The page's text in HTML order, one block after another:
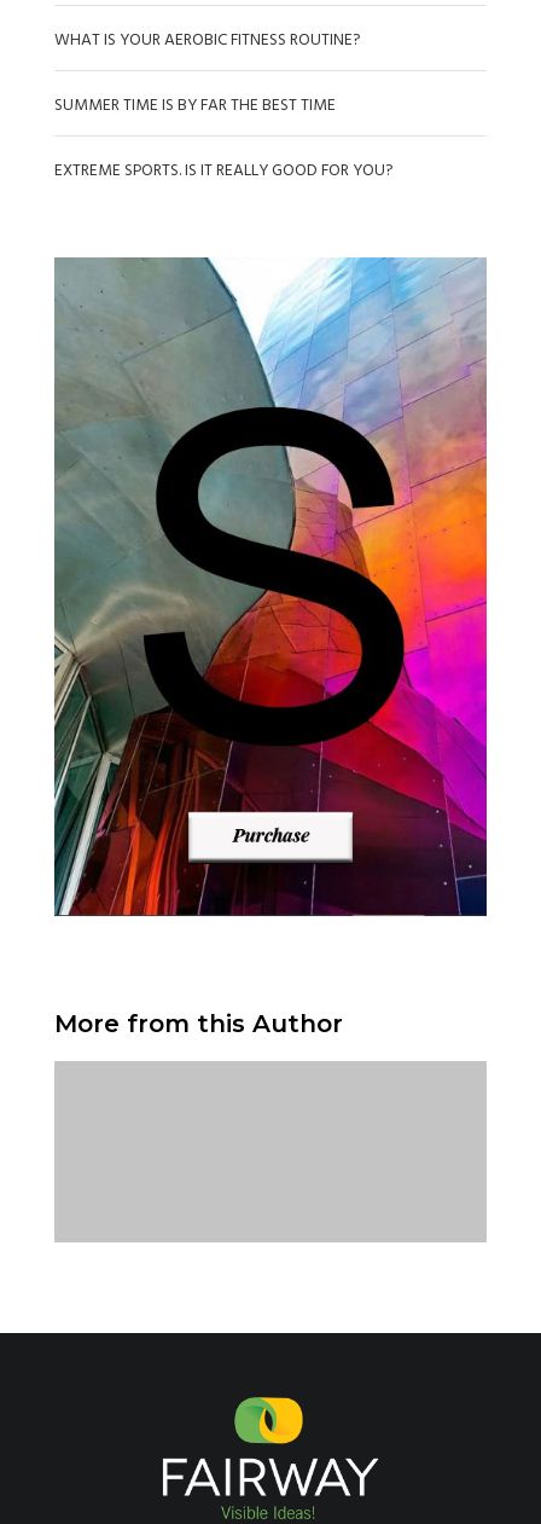
WHAT IS YOUR AEROBIC FITNESS ROUTINE?
SUMMER TIME IS BY FAR THE BEST TIME
EXTREME SPORTS. IS IT REALLY GOOD FOR YOU?
More from this Author